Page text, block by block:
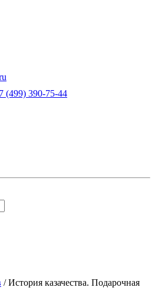
(499) 390-75-44
/История казачества. Подарочная